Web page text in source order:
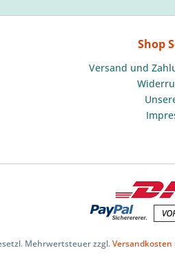
Shop
Versand und
Mehrwertsteuer zzgl.Versandkosten